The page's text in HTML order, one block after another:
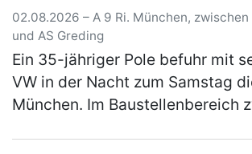
02.08.2026 – A 9 Ri. München,
und AS Greding
Ein 35-jähriger Pole befuhr mit
VW in der Nacht zum Samstag
München. Im Baustellenbereich